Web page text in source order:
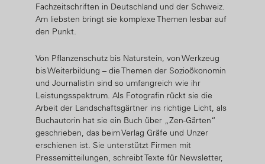
Fachzeitschriften in Deutschland und der Schweiz.
Am liebsten bringt sie komplexe Themen lesbar auf
den Punkt.
Von Pflanzenschutz bis Naturstein, von Werkzeug
bis Weiterbildung – die Themen der Sozioökonomin
und Journalistin sind so umfangreich wie ihr
Leistungsspektrum. Als Fotografin rückt sie die
Arbeit der Landschaftsgärtner ins richtige Licht, als
Buchautorin hat sie ein Buch über „Zen-Gärten“
geschrieben, das beim Verlag Gräfe und Unzer
erschienen ist. Sie unterstützt Firmen mit
Pressemitteilungen, schreibt Texte für Newsletter,